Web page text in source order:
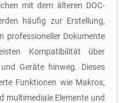
mit dem älteren DOC-
häufig zur Erstellung,
professioneller Dokumente
Kompatibilität über
Geräte hinweg. Dieses
Funktionen wie Makros,
multimediale Elemente und